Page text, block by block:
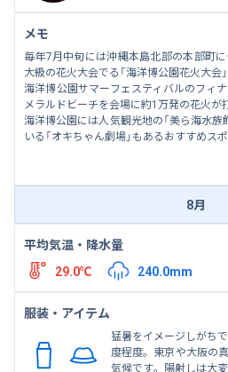
メモ
毎年7月中旬には沖縄本島北部の本部町
大級の花火大会でる「海洋博公園花火大会
海洋博公園サマーフェスティバルのフィ
メラルドビーチを会場に約1万発の花火が
海洋博公園には人気観光地の「美ら海水族
いる「オキちゃん劇場」もあるおすすめスポ
8月
平均気温・降水量
29.0℃
240.0mm
服装・アイテム
猛暑をイメージしがち
度程度。東京や大阪の
気候です。陽射しは大